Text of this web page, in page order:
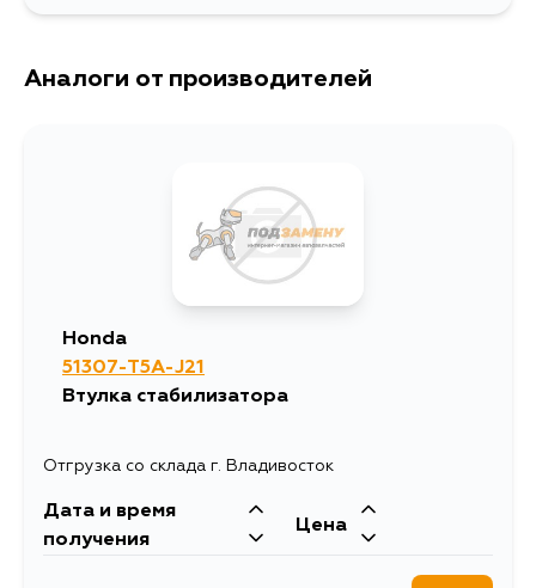
Аналоги от производителей
Honda
51307-T5A-J21
Втулка стабилизатора
Отгрузка со склада г. Владивосток
Дата и время
получения
Цена